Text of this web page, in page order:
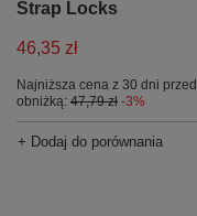
Strap Locks
46,35 zł
Najniższa cena z 30 dni przed
obniżką: 47,79 zł -3%
+ Dodaj do porównania